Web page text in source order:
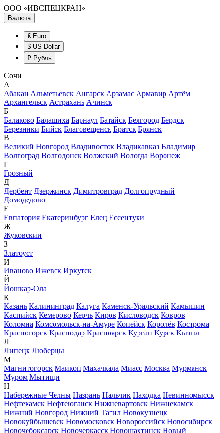
ООО «ИВСПЕЦКРАН»
Валюта
€ Euro
$ US Dollar
₽ Рубль
Сочи
А
Абакан Альметьевск Ангарск Арзамас Армавир Артём
Архангельск Астрахань Ачинск
Б
Балаково Балашиха Барнаул Батайск Белгород Бердск
Березники Бийск Благовещенск Братск Брянск
В
Великий Новгород Владивосток Владикавказ Владимир
Волгоград Волгодонск Волжский Вологда Воронеж
Г
Грозный
Д
Дербент Дзержинск Димитровград Долгопрудный
Домодедово
Е
Евпатория Екатеринбург Елец Ессентуки
Ж
Жуковский
З
Златоуст
И
Иваново Ижевск Иркутск
Й
Йошкар-Ола
К
Казань Калининград Калуга Каменск-Уральский Камышин
Каспийск Кемерово Керчь Киров Кисловодск Ковров
Коломна Комсомольск-на-Амуре Копейск Королёв Кострома
Красногорск Краснодар Красноярск Курган Курск Кызыл
Л
Липецк Люберцы
М
Магнитогорск Майкоп Махачкала Миасс Москва Мурманск
Муром Мытищи
Н
Набережные Челны Назрань Нальчик Находка Невинномысск
Нефтекамск Нефтеюганск Нижневартовск Нижнекамск
Нижний Новгород Нижний Тагил Новокузнецк
Новокуйбышевск Новомосковск Новороссийск Новосибирск
Новочебоксарск Новочеркасск Новошахтинск Новый